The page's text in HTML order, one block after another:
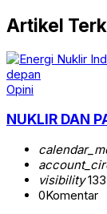
Artikel
Opini
NUKLIR DAN
visibility133
0Komentar